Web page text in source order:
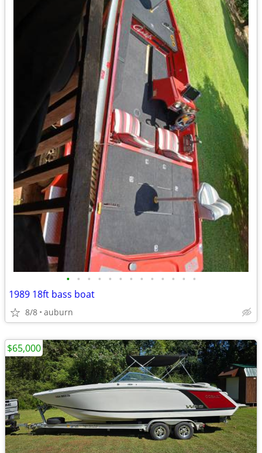
• • • • • • • • • • • • •
1989 18ft bass boat
8/8 auburn
$65,000